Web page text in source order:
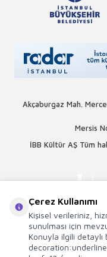
Akçaburgaz Mah.
Mersis
İBB Kültür AŞ Tüm
Çerez Kullanımı
Kişisel verileriniz,
sunulması için
Konuyla ilgili